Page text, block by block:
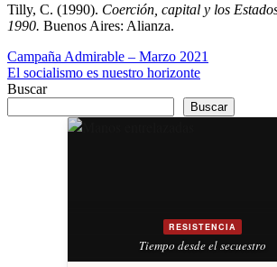
Tilly, C. (1990). Coerción, capital y los
1990. Buenos Aires: Alianza.
Navegación
de
entradas
Campaña Admirable – Marzo 2021
El socialismo es nuestro horizonte
Buscar
Buscar
RESISTENCIA
Tiempo desde el secuestro